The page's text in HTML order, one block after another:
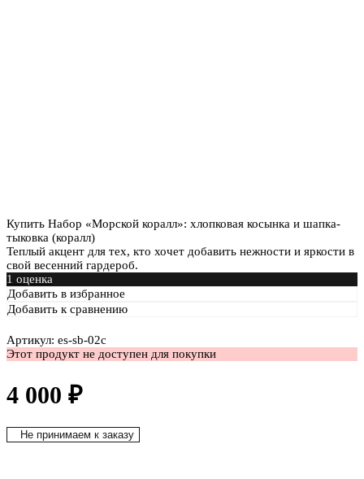
Купить Набор «Морской коралл»: хлопковая косынка и шапка-
тыковка (коралл)
Теплый акцент для тех, кто хочет добавить нежности и яркости в
свой весенний гардероб.
1 оценка
Добавить в избранное
Добавить к сравнению
Артикул: es-sb-02c
Этот продукт не доступен для покупки
4 000 ₽
Не принимаем к заказу